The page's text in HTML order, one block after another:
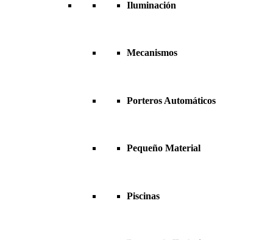
Iluminación
Mecanismos
Porteros Automáticos
Pequeño Material
Piscinas